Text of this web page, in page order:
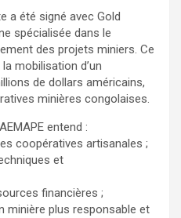
a été signé avec Gold
spécialisée dans le
des projets miniers. Ce
mobilisation d’un
de dollars américains,
minières congolaises.
entend :
coopératives artisanales ;
et
financières ;
minière plus responsable et